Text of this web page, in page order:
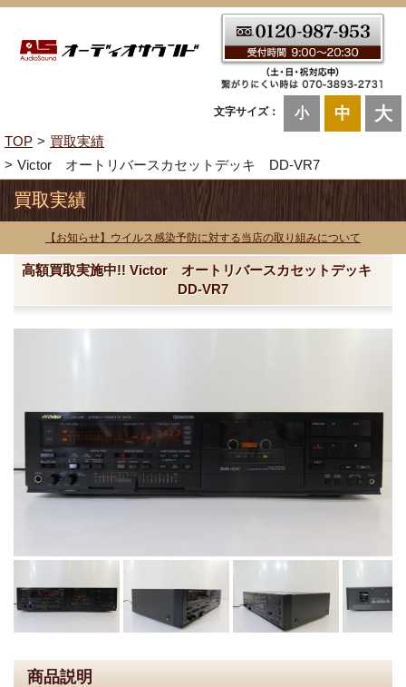
文字サイズ： 小 中 大
TOP
買取実績
Victor オートリバースカセットデッキ DD-VR7
買取実績
【お知らせ】ウイルス感染予防に対する当店の取り組みについて
高額買取実施中!! Victor オートリバースカセットデッキ
DD-VR7
商品説明